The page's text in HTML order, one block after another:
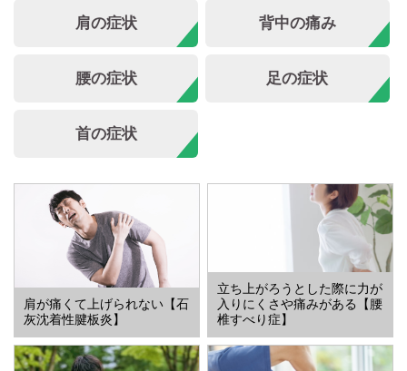
肩の症状 背中の痛み
腰の症状 足の症状
首の症状
肩が痛くて上げられない【石
灰沈着性腱板炎】
立ち上がろうとした際に力が
入りにくさや痛みがある【腰
椎すべり症】